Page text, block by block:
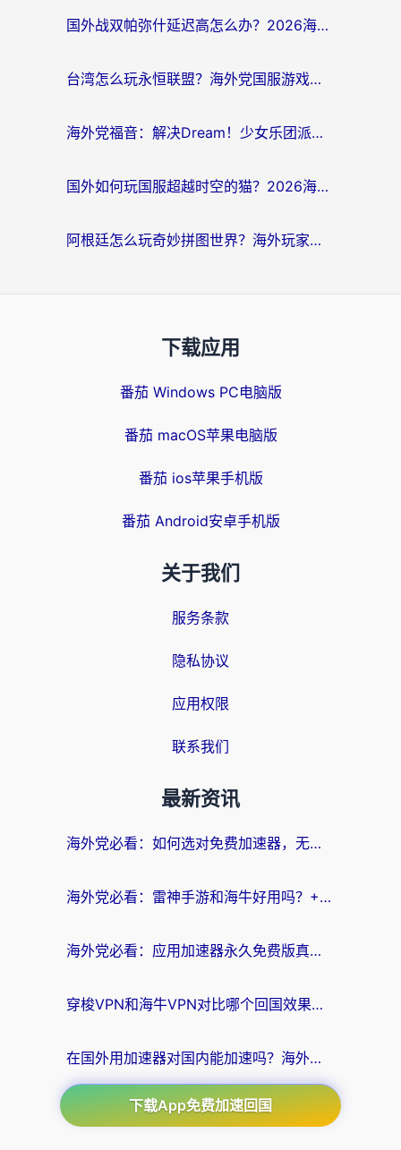
国外战双帕弥什延迟高怎么办？2026海外畅玩国服游戏终极指南（附实测工具推荐）
台湾怎么玩永恒联盟？海外党国服游戏加速器选择全攻略（附3大热门游戏实测）
海外党福音：解决Dream！少女乐团派对！国外延迟的实用指南，附北美英国游戏加速方案
国外如何玩国服超越时空的猫？2026海外党必看的加速器选择指南
阿根廷怎么玩奇妙拼图世界？海外玩家国服游戏加速全攻略（附帕斯卡契约战舰少女解决方案）
下载应用
番茄 Windows PC电脑版
番茄 macOS苹果电脑版
番茄 ios苹果手机版
番茄 Android安卓手机版
关于我们
服务条款
隐私协议
应用权限
联系我们
最新资讯
海外党必看：如何选对免费加速器，无缝访问国内资源不踩坑？
海外党必看：雷神手游和海牛好用吗？+3款热门加速器实测对比，附番茄加速器无缝回国指南
海外党必看：应用加速器永久免费版真的存在吗？教你选对回国加速器无缝刷国内资源
穿梭VPN和海牛VPN对比哪个回国效果更好？海外华人亲测3款热门加速器+避坑指南
在国外用加速器对国内能加速吗？海外党亲测有效的无缝访问指南
下载App免费加速回国